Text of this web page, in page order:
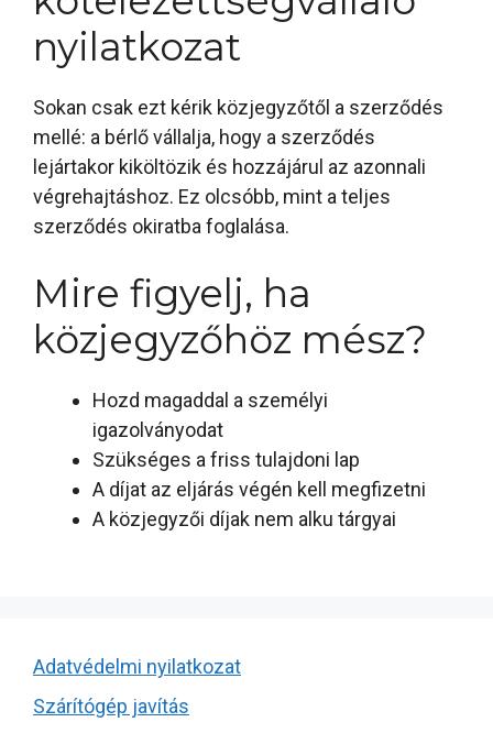
nyilatkozat
Sokan csak ezt kérik közjegyzőtől a szerződés
mellé: a bérlő vállalja, hogy a szerződés
lejártakor kiköltözik és hozzájárul az azonnali
végrehajtáshoz. Ez olcsóbb, mint a teljes
szerződés okiratba foglalása.
Mire figyelj, ha
közjegyzőhöz mész?
Hozd magaddal a személyi
igazolványodat
Szükséges a friss tulajdoni lap
A díjat az eljárás végén kell megfizetni
A közjegyzői díjak nem alku tárgyai
Adatvédelmi nyilatkozat
Szárítógép javítás